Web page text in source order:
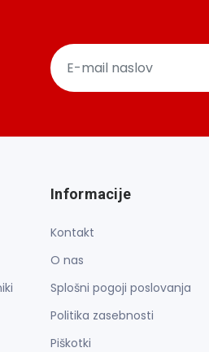
Informacije
Kontakt
O nas
Splošni pogoji poslovanja
Politika zasebnosti
Piškotki